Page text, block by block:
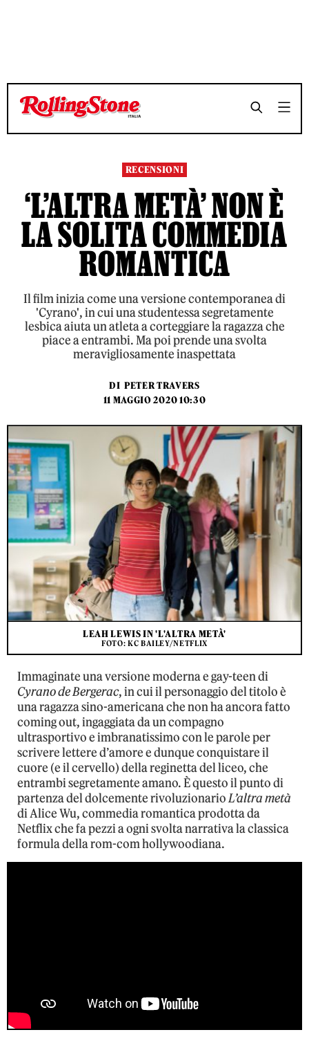
TEMPO DI LETTURA 7 MINUTI SHARE
TEMPO DI LETTURA 7 MINUTI SHARE
RECENSIONI
‘L’ALTRA METÀ’ NON È
LA SOLITA COMMEDIA
ROMANTICA
Il film inizia come una versione contemporanea di
'Cyrano', in cui una studentessa segretamente
lesbica aiuta un atleta a corteggiare la ragazza che
piace a entrambi. Ma poi prende una svolta
meravigliosamente inaspettata
DI PETER TRAVERS
11 MAGGIO 2020 10:30
LEAH LEWIS IN 'L'ALTRA METÀ'
FOTO: KC BAILEY/NETFLIX
Immaginate una versione moderna e gay-teen di
Cyrano de Bergerac, in cui il personaggio del titolo è
una ragazza sino-americana che non ha ancora fatto
coming out, ingaggiata da un compagno
ultrasportivo e imbranatissimo con le parole per
scrivere lettere d’amore e dunque conquistare il
cuore (e il cervello) della reginetta del liceo, che
entrambi segretamente amano. È questo il punto di
partenza del dolcemente rivoluzionarioL’altra metà
di Alice Wu, commedia romantica prodotta da
Netflix che fa pezzi a ogni svolta narrativa la classica
formula della rom-com hollywoodiana.